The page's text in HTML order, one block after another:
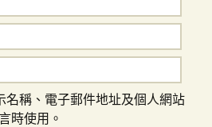
名稱、電子郵件地址及個人網站
時使用。